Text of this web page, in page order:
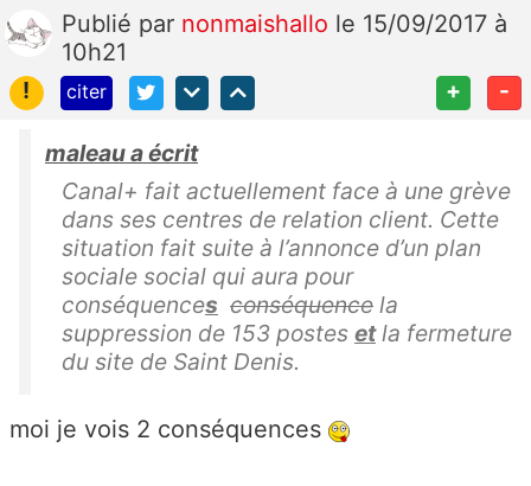
Publié par nonmaishallo le 15/09/2017 à
10h21
!
citer + -
maleau a écrit
Canal+ fait actuellement face à une grève
dans ses centres de relation client. Cette
situation fait suite à l’annonce d’un plan
sociale social qui aura pour
conséquences conséquence la
suppression de 153 postes etla fermeture
du site de Saint Denis.
moi je vois 2 conséquences